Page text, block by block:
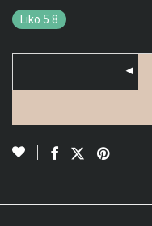
Liko 5.8